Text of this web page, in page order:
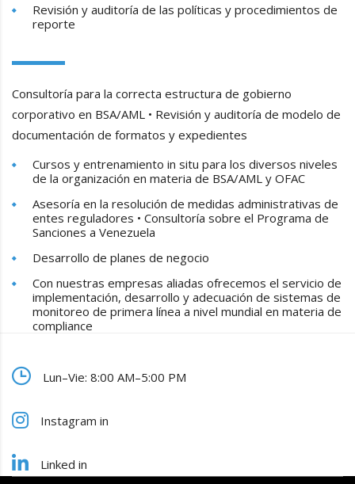
Revisión y auditoría de las políticas y procedimientos de
reporte
Consultoría para la correcta estructura de gobierno
corporativo en BSA/AML • Revisión y auditoría de modelo de
documentación de formatos y expedientes
Cursos y entrenamiento in situ para los diversos niveles
de la organización en materia de BSA/AML y OFAC
Asesoría en la resolución de medidas administrativas de
entes reguladores • Consultoría sobre el Programa de
Sanciones a Venezuela
Desarrollo de planes de negocio
Con nuestras empresas aliadas ofrecemos el servicio de
implementación, desarrollo y adecuación de sistemas de
monitoreo de primera línea a nivel mundial en materia de
compliance
Lun–Vie: 8:00 AM–5:00 PM
Instagram in
Linked in